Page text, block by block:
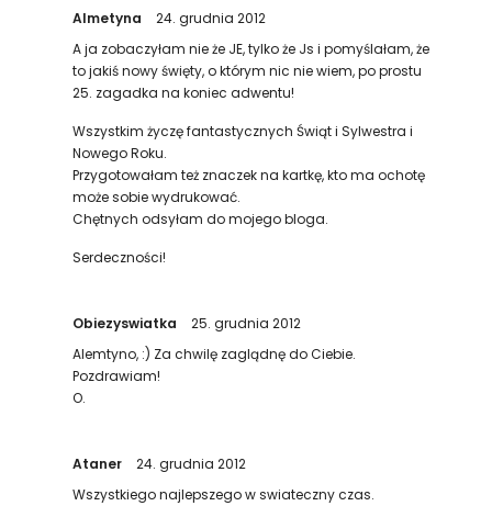
Almetyna
24. grudnia 2012
A ja zobaczyłam nie że JE, tylko że Js i pomyślałam, że
to jakiś nowy święty, o którym nic nie wiem, po prostu
25. zagadka na koniec adwentu!
Wszystkim życzę fantastycznych Świąt i Sylwestra i
Nowego Roku.
Przygotowałam też znaczek na kartkę, kto ma ochotę
może sobie wydrukować.
Chętnych odsyłam do mojego bloga.
Serdeczności!
Obiezyswiatka
25. grudnia 2012
Alemtyno, :) Za chwilę zaglądnę do Ciebie.
Pozdrawiam!
O.
Ataner
24. grudnia 2012
Wszystkiego najlepszego w swiateczny czas.